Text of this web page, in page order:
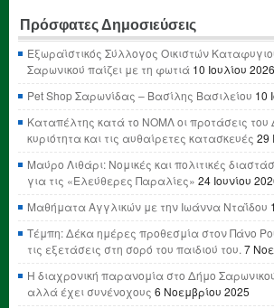
Πρόσφατες Δημοσιεύσεις
Εξωραϊστικός Σύλλογος Οικιστών
Σαρωνικού παίζει με τη φωτιά 10 Ιουλίου 2026
Pet Shop Σαρωνίδας – Βασίλης Βασιλείου 10
Καταπέλτης κατά το ΝΟΜΛ οι προτάσεις του
κυριότητα και τις αυθαίρετες κατασκευές 29
Μαύρο Λιθάρι: Νομικές και πολιτικές
για τις «Ελεύθερες Παραλίες» 24 Ιουνίου
Μαθήματα Αγγλικών με την Ιωάννα Νταΐδου
Τέμπη: Δέκα ημέρες προθεσμία στον Πάνο
τις εξετάσεις στη σορό του παιδιού του. 7
Η διαχρονική παρανομία στο Δήμο
αλλά έχει συνένοχους 6 Νοεμβρίου 2025